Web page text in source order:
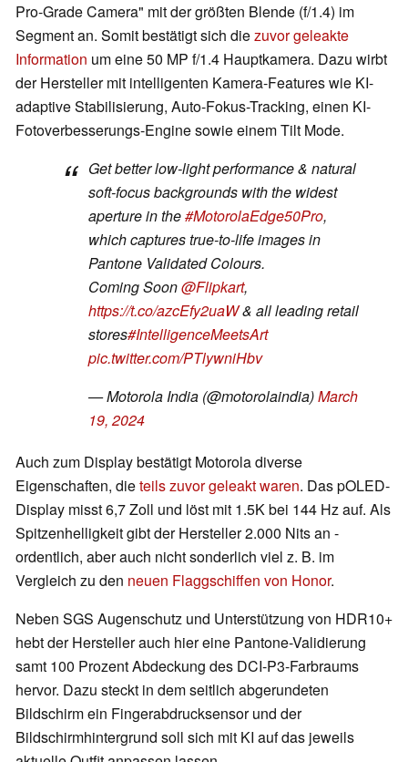
Pro-Grade Camera" mit der größten Blende (f/1.4) im
Segment an. Somit bestätigt sich diezuvor geleakte
Information um eine 50 MP f/1.4 Hauptkamera. Dazu wirbt
der Hersteller mit intelligenten Kamera-Features wie KI-
adaptive Stabilisierung, Auto-Fokus-Tracking, einen KI-
Fotoverbesserungs-Engine sowie einem Tilt Mode.
Get better low-light performance & natural
soft-focus backgrounds with the widest
aperture in the#MotorolaEdge50Pro,
which captures true-to-life images in
Pantone Validated Colours.
Coming Soon@Flipkart,
https://t.co/azcEfy2uaW& all leading retail
stores#IntelligenceMeetsArt
pic.twitter.com/PTlywniHbv
— Motorola India (@motorolaindia)March
19, 2024
Auch zum Display bestätigt Motorola diverse
Eigenschaften, dieteils zuvor geleakt waren. Das pOLED-
Display misst 6,7 Zoll und löst mit 1.5K bei 144 Hz auf. Als
Spitzenhelligkeit gibt der Hersteller 2.000 Nits an -
ordentlich, aber auch nicht sonderlich viel z. B. im
Vergleich zu den neuen Flaggschiffen von Honor.
Neben SGS Augenschutz und Unterstützung von HDR10+
hebt der Hersteller auch hier eine Pantone-Validierung
samt 100 Prozent Abdeckung des DCI-P3-Farbraums
hervor. Dazu steckt in dem seitlich abgerundeten
Bildschirm ein Fingerabdrucksensor und der
Bildschirmhintergrund soll sich mit KI auf das jeweils